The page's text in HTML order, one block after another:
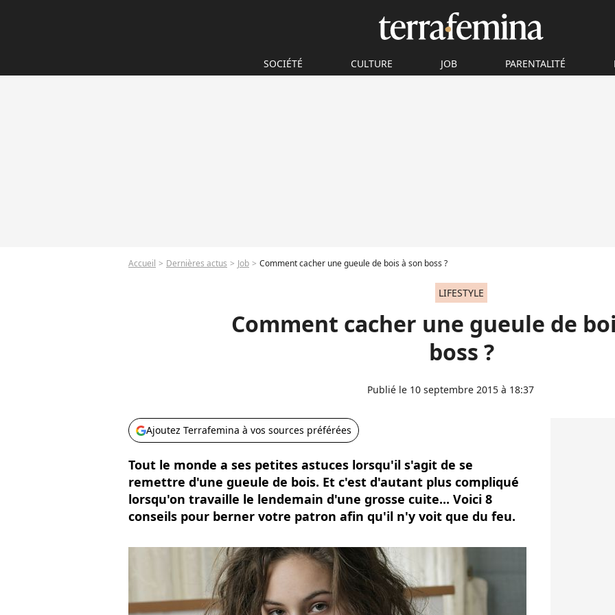
SOCIÉTÉ CULTURE JOB PARENTALITÉ
Accueil Dernières actus Job Comment cacher une gueule de bois à son boss ?
LIFESTYLE
Comment cacher une gueule de
boss ?
Publié le 10 septembre 2015 à 18:37
Ajoutez Terrafemina à vos sources préférées
Tout le monde a ses petites astuces lorsqu'il s'agit de se
remettre d'une gueule de bois. Et c'est d'autant plus compliqué
lorsqu'on travaille le lendemain d'une grosse cuite... Voici 8
conseils pour berner votre patron afin qu'il n'y voit que du feu.